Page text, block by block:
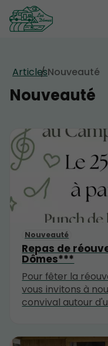
ArticlesNouveauté
Nouveauté
Nouveauté
Repas de
Dômes***
Pour fêter la
vous invitons à
convival autour